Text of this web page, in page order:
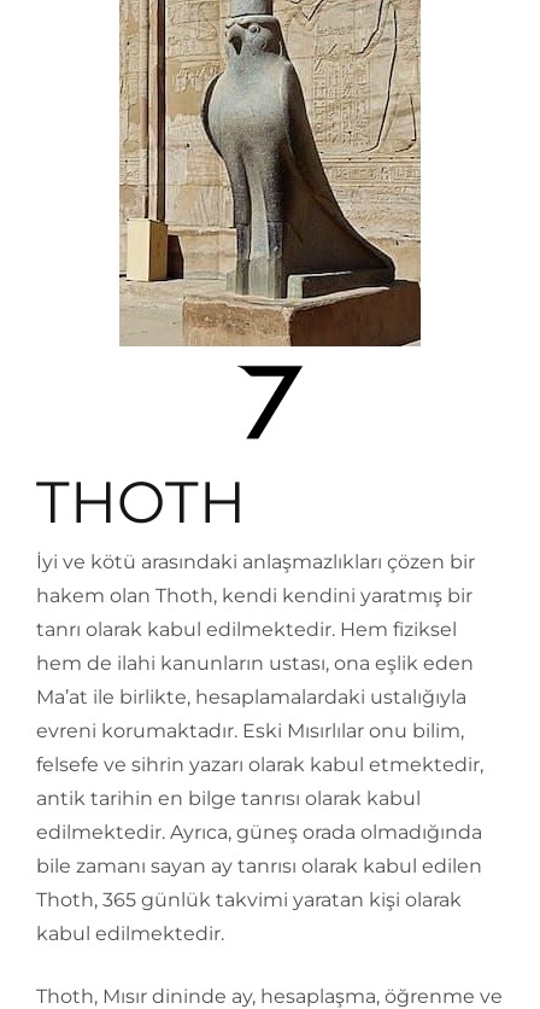
THOTH
İyi ve kötü arasındaki anlaşmazlıkları çözen bir
hakem olan Thoth, kendi kendini yaratmış bir
tanrı olarak kabul edilmektedir. Hem fiziksel
hem de ilahi kanunların ustası, ona eşlik eden
Ma’at ile birlikte, hesaplamalardaki ustalığıyla
evreni korumaktadır. Eski Mısırlılar onu bilim,
felsefe ve sihrin yazarı olarak kabul etmektedir,
antik tarihin en bilge tanrısı olarak kabul
edilmektedir. Ayrıca, güneş orada olmadığında
bile zamanı sayan ay tanrısı olarak kabul edilen
Thoth, 365 günlük takvimi yaratan kişi olarak
kabul edilmektedir.
Thoth, Mısır dininde ay, hesaplaşma, öğrenme ve